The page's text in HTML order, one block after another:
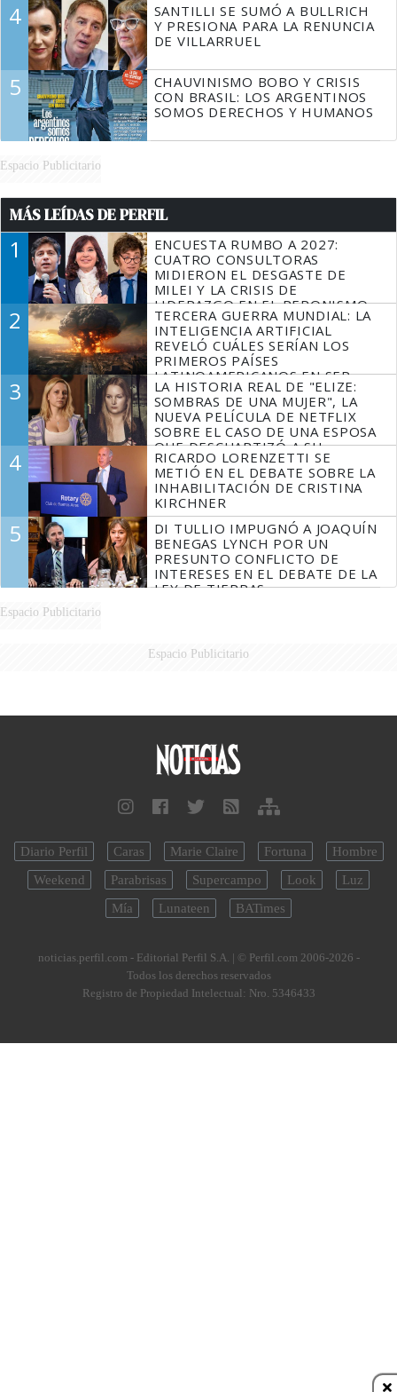
4
SANTILLI SE SUMÓ A BULLRICH
Y PRESIONA PARA LA RENUNCIA
DE VILLARRUEL
5
CHAUVINISMO BOBO Y CRISIS
CON BRASIL: LOS ARGENTINOS
SOMOS DERECHOS Y HUMANOS
Espacio Publicitario
MÁS LEÍDAS DE PERFIL
1
ENCUESTA RUMBO A 2027:
CUATRO CONSULTORAS
MIDIERON EL DESGASTE DE
MILEI Y LA CRISIS DE
LIDERAZGO EN EL PERONISMO
2
TERCERA GUERRA MUNDIAL: LA
INTELIGENCIA ARTIFICIAL
REVELÓ CUÁLES SERÍAN LOS
PRIMEROS PAÍSES
LATINOAMERICANOS EN SER
DERROTADOS
3
LA HISTORIA REAL DE "ELIZE:
SOMBRAS DE UNA MUJER", LA
NUEVA PELÍCULA DE NETFLIX
SOBRE EL CASO DE UNA ESPOSA
QUE DESCUARTIZÓ A SU
MARIDO
4
RICARDO LORENZETTI SE
METIÓ EN EL DEBATE SOBRE LA
INHABILITACIÓN DE CRISTINA
KIRCHNER
5
DI TULLIO IMPUGNÓ A JOAQUÍN
BENEGAS LYNCH POR UN
PRESUNTO CONFLICTO DE
INTERESES EN EL DEBATE DE LA
LEY DE TIERRAS
Espacio Publicitario
Espacio Publicitario
Diario Perfil Caras Marie Claire Fortuna
Hombre
Weekend
Parabrisas Supercampo Look
Luz
Mía
Lunateen BATimes
noticias.perfil.com - Editorial Perfil S.A. | © Perfil.com 2006-2026 -
Todos los derechos reservados
Registro de Propiedad Intelectual: Nro. 5346433